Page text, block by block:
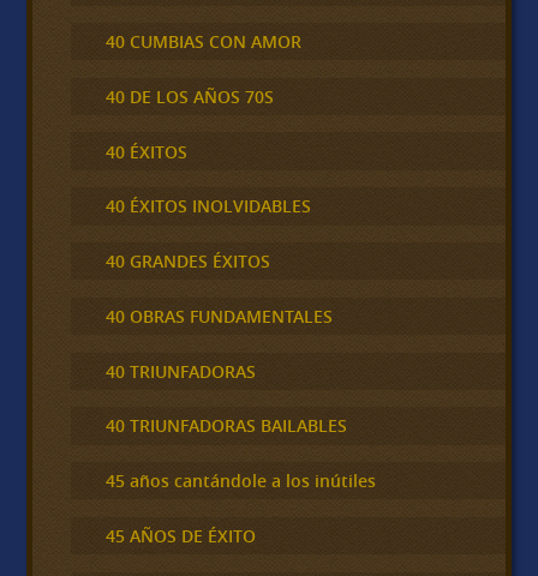
40 CUMBIAS CON AMOR
40 DE LOS AÑOS 70S
40 ÉXITOS
40 ÉXITOS INOLVIDABLES
40 GRANDES ÉXITOS
40 OBRAS FUNDAMENTALES
40 TRIUNFADORAS
40 TRIUNFADORAS BAILABLES
45 años cantándole a los inútiles
45 AÑOS DE ÉXITO